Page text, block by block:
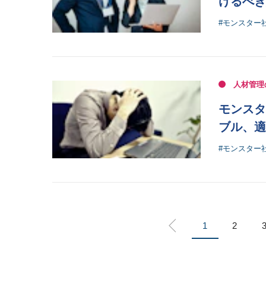
#モンスター
人材管
モンス
ブル、
#モンスター
1 2 3